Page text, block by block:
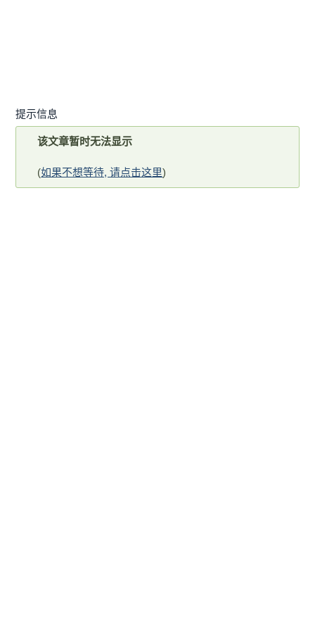
提示信息
该文章暂时无法显示
(如果不想等待, 请点击这里)